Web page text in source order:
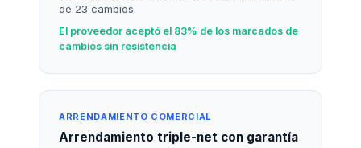
de 23 cambios.
El proveedor aceptó el 83% de los marcados de
cambios sin resistencia
ARRENDAMIENTO COMERCIAL
Arrendamiento triple-net con garantía